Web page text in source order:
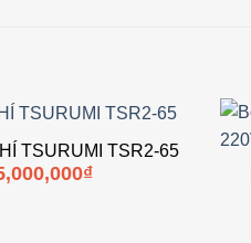
Add to
TSURUMI TSR2-65
₫